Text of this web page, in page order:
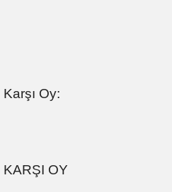
Karşı Oy:
KARŞI OY